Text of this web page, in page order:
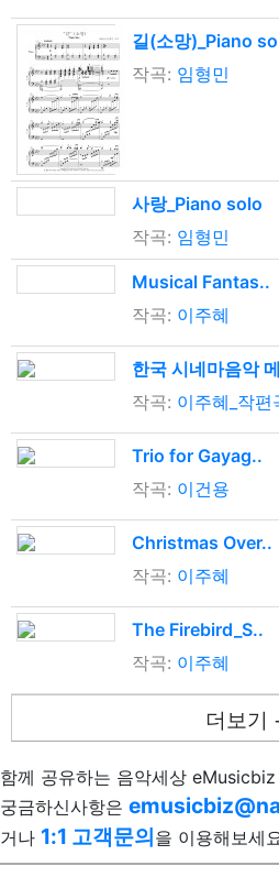
길(소망)_Piano
작곡: 임형민
사랑_Piano solo
작곡: 임형민
Musical Fantas..
작곡: 이주혜
한국 시네마음악
작곡: 이주혜_작편
Trio for Gayag..
작곡: 이건용
Christmas Over..
작곡: 이주혜
The Firebird_S..
작곡: 이주혜
더보기
함께 공유하는 음악세상
궁금하신사항은
거나 1:1 고객문의을 이용해보세